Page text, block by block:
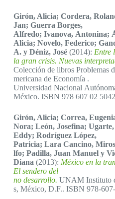
Girón, Alicia; Cordera,
Jan; Guerra Borges,
Alfredo; Ivanova, Antonina;
Alicia; Novelo, Federico;
A. y Déniz, José (2014): Entre
la gran crisis. Nuevas
Colección de libros Problemas
mericana de Economía .
Universidad Nacional
México. ISBN 978 607 02
Girón, Alicia; Correa,
Nora; León, Josefina;
Eddy; Rodríguez López,
Patricia; Lara Cancino,
lfo; Padilla, Juan Manuel y
Diana (2013): México en la
El sendero del
no desarrollo. UNAM Instituto
s, México, D.F.. ISBN 978-